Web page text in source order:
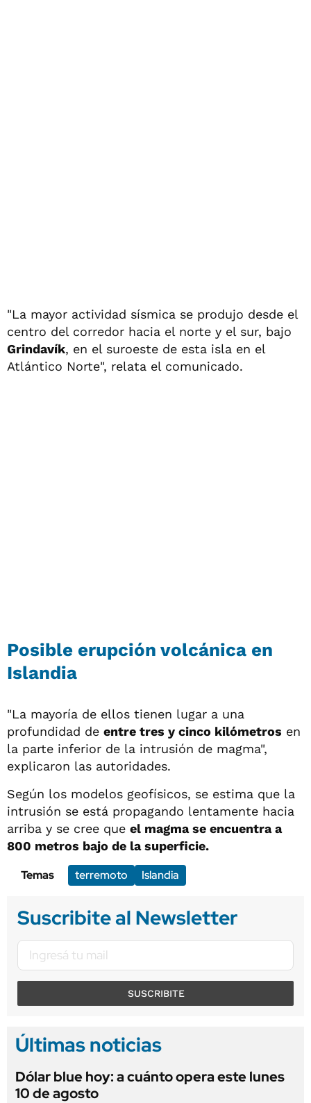
"La mayor actividad sísmica se produjo desde el
centro del corredor hacia el norte y el sur, bajo
Grindavík, en el suroeste de esta isla en el
Atlántico Norte", relata el comunicado.
Posible erupción volcánica en
Islandia
"La mayoría de ellos tienen lugar a una
profundidad de entre tres y cinco kilómetros en
la parte inferior de la intrusión de magma",
explicaron las autoridades.
Según los modelos geofísicos, se estima que la
intrusión se está propagando lentamente hacia
arriba y se cree que el magma se encuentra a
800 metros bajo de la superficie.
Temas
terremoto Islandia
Suscribite al Newsletter
SUSCRIBITE
Últimas noticias
Dólar blue hoy: a cuánto opera este lunes
10 de agosto